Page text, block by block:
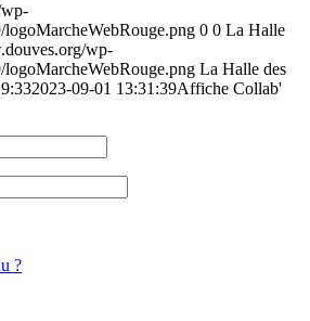
0 0 La Halle
wp-
La Halle des
2023-09-01 13:31:39Affiche Collab'
?